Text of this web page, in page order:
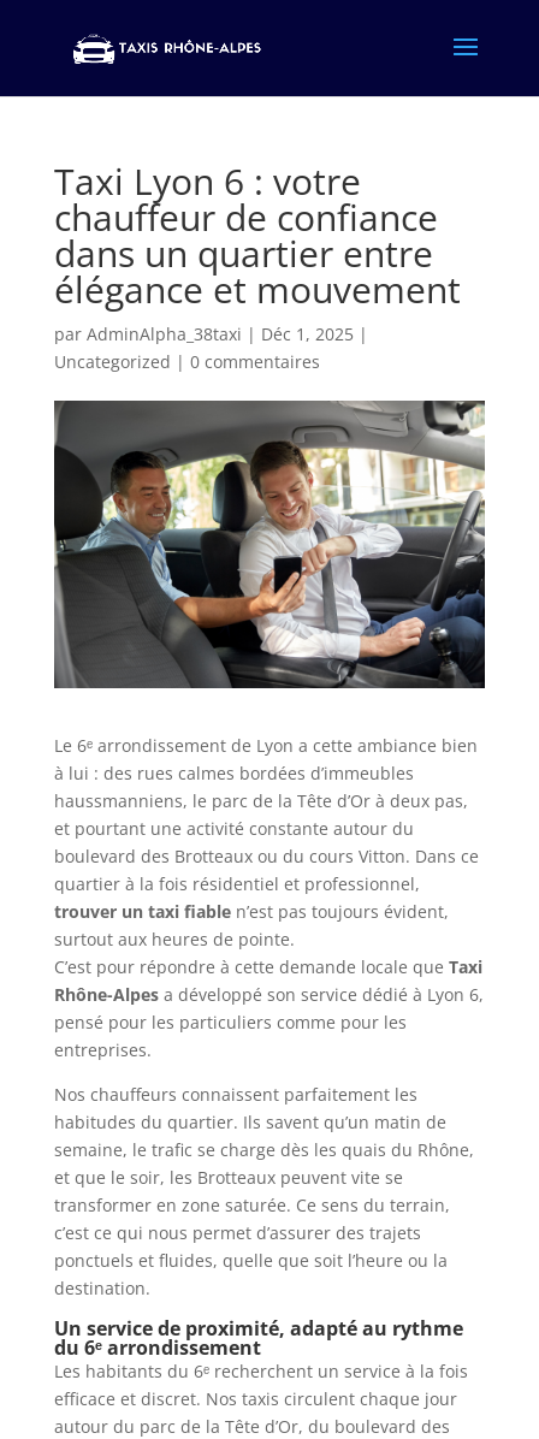
Taxi Lyon 6 : votre
chauffeur de confiance
dans un quartier entre
élégance et mouvement
par AdminAlpha_38taxi | Déc 1, 2025|
Uncategorized | 0 commentaires
Le 6ᵉ arrondissement de Lyon a cette ambiance bien
à lui : des rues calmes bordées d’immeubles
haussmanniens, le parc de la Tête d’Or à deux pas,
et pourtant une activité constante autour du
boulevard des Brotteaux ou du cours Vitton. Dans ce
quartier à la fois résidentiel et professionnel,
trouver un taxi fiablen’est pas toujours évident,
surtout aux heures de pointe.
C’est pour répondre à cette demande locale que Taxi
Rhône-Alpesa développé son service dédié à Lyon 6,
pensé pour les particuliers comme pour les
entreprises.
Nos chauffeurs connaissent parfaitement les
habitudes du quartier. Ils savent qu’un matin de
semaine, le trafic se charge dès les quais du Rhône,
et que le soir, les Brotteaux peuvent vite se
transformer en zone saturée. Ce sens du terrain,
c’est ce qui nous permet d’assurer des trajets
ponctuels et fluides, quelle que soit l’heure ou la
destination.
Un service de proximité, adapté au rythme
du 6ᵉ arrondissement
Les habitants du 6ᵉ recherchent un service à la fois
efficace et discret. Nos taxis circulent chaque jour
autour du parc de la Tête d’Or, du boulevard des